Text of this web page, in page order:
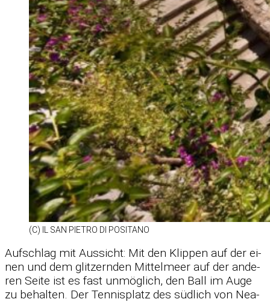
(C) IL SAN PIE­TRO DI PO­SI­TANO
Auf­schlag mit Aus­sicht: Mit den Klip­pen auf der ei­
nen und dem glit­zern­den Mit­tel­meer auf der an­de­
ren Seite ist es fast un­mög­lich, den Ball im Auge
zu be­hal­ten. Der Ten­nis­platz des süd­lich von Nea­